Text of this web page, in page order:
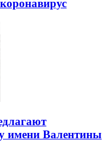
имени Валентины